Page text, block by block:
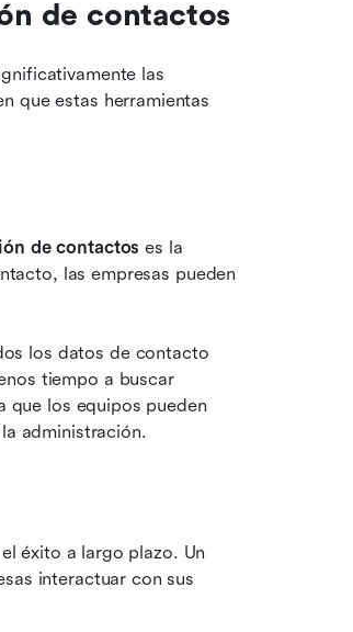
de contactos
las
que estas herramientas
de contactos es la
las empresas pueden
los datos de contacto
tiempo a buscar
que los equipos pueden
administración.
éxito a largo plazo. Un
interactuar con sus